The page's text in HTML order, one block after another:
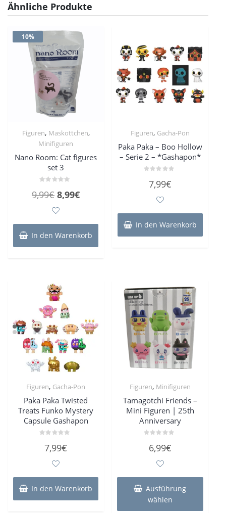
Ähnliche Produkte
10%
Figuren, Maskottchen,
Minifiguren
Nano Room: Cat figures
set 3
mit
9,99€ Ursprünglicher
Preis
war:
9,99€
8,99€Aktueller
ist:
8,99€.
In den Warenkorb
Figuren, Gacha-Pon
Paka Paka – Boo Hollow
– Serie 2 – *Gashapon*
mit
7,99€
In den Warenkorb
Figuren, Gacha-Pon
Paka Paka Twisted
Treats Funko Mystery
Capsule Gashapon
mit
7,99€
In den Warenkorb
Figuren, Minifiguren
Tamagotchi Friends –
Mini Figuren | 25th
Anniversary
mit6,99€
Ausführung
wählen